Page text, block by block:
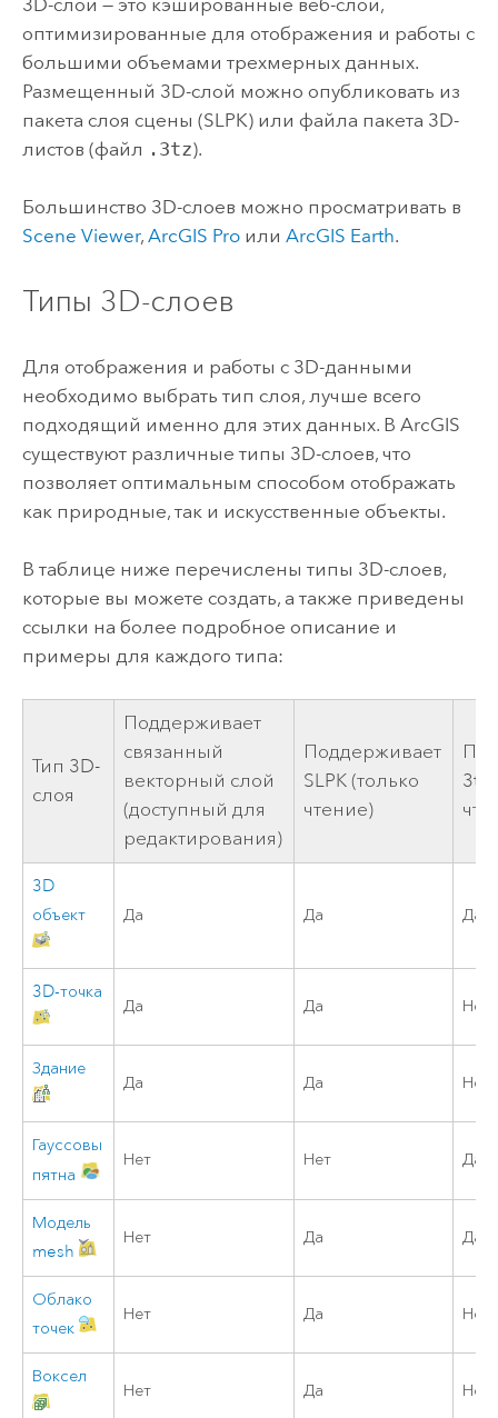
оптимизированные для отображения и работы с
большими объемами трехмерных данных.
Размещенный 3D-слой можно опубликовать из
пакета слоя сцены (SLPK) или файла пакета 3D-
листов (файл .3tz).
Большинство 3D-слоев можно просматривать в
Scene Viewer, ArcGIS Proили ArcGIS Earth.
Типы 3D-слоев
Для отображения и работы с 3D-данными
необходимо выбрать тип слоя, лучше всего
подходящий именно для этих данных. В ArcGIS
существуют различные типы 3D-слоев, что
позволяет оптимальным способом отображать
как природные, так и искусственные объекты.
В таблице ниже перечислены типы 3D-слоев,
которые вы можете создать, а также приведены
ссылки на более подробное описание и
примеры для каждого типа:
Тип 3D-
слоя
Поддерживает
связанный
векторный слой
(доступный для
редактирования)
Поддерживает
SLPK (только
чтение)
3tz
3D
объект
Да Да Да
3D-точка
Да Да Нет
Здание
Да Да Нет
Гауссовы
пятна
Нет Нет Да
Модель
mesh
Нет Да Да
Облако
точек
Нет Да Нет
Воксел
Нет Да Нет